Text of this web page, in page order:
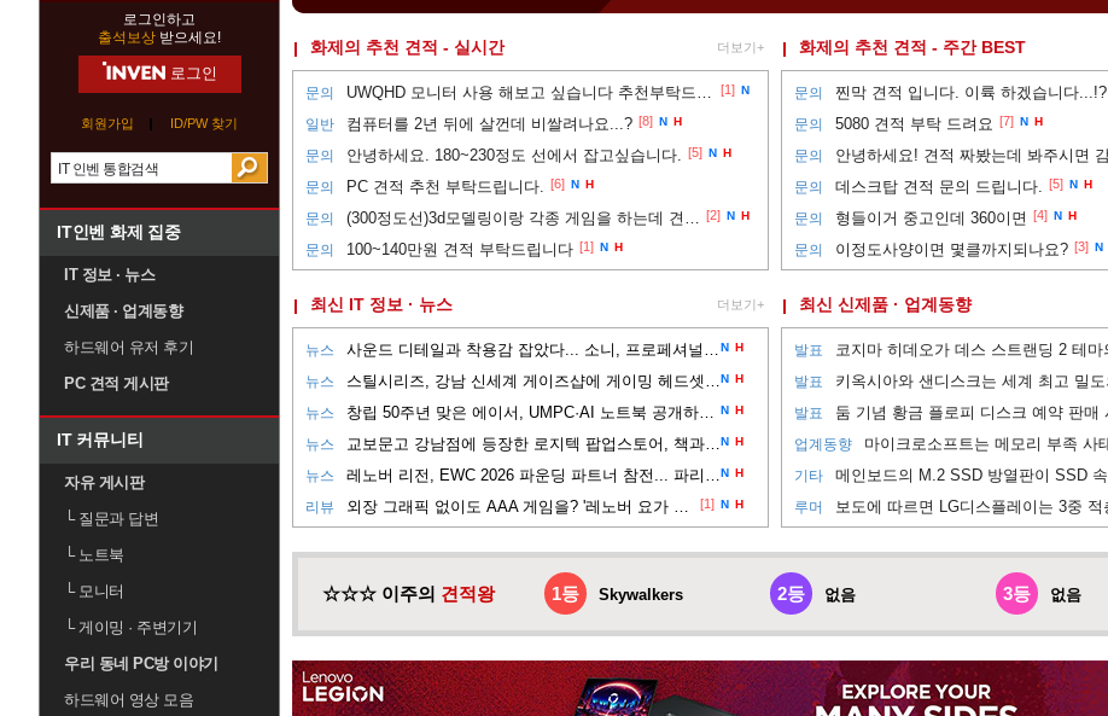
로그인하고
출석보상 받으세요!
로그인
회원가입 ID/PW 찾기
IT인벤 화제 집중
IT 정보 · 뉴스
신제품 · 업계동향
하드웨어 유저 후기
PC 견적 게시판
IT 커뮤니티
자유 게시판
└질문과 답변
└노트북
└모니터
└게이밍 · 주변기기
우리 동네 PC방 이야기
하드웨어 영상 모음
화제의 추천 견적 - 실시간 더보기+
문의 UWQHD 모니터 사용 해보고 싶습니다 추천부탁드려요 [1] N
일반 컴퓨터를 2년 뒤에 살껀데 비쌀려나요...? [8] N H
문의 안녕하세요. 180~230정도 선에서 잡고싶습니다. [5] N H
문의 PC 견적 추천 부탁드립니다. [6] N H
문의 (300정도선)3d모델링이랑 각종 게임을 하는데 견적부탁드립니다!300정도선 [2] N H
문의 100~140만원 견적 부탁드립니다 [1] N H
화제의 추천 견적 - 주간 BEST
문의 찐막 견적 입니다. 이륙 하겠습니다...!?
문의 5080 견적 부탁 드려요 [7] N H
문의
문의 데스크탑 견적 문의 드립니다. [5] N H
문의 형들이거 중고인데 360이면 [4] N H
문의 이정도사양이면 몇클까지되나요? [3] N
최신 IT 정보 · 뉴스 더보기+
뉴스 사운드 디테일과 착용감 잡았다... 소니, 프로페셔널 이어폰 'IER-M500' 공개N H
뉴스 스틸시리즈, 강남 신세계 게이즈샵에 게이밍 헤드셋 입점N H
뉴스 창립 50주년 맞은 에이서, UMPC·AI 노트북 공개하는 '에이서 데이 2026' 개최 N H
뉴스 교보문고 강남점에 등장한 로지텍 팝업스토어, 책과 타이핑 경험을 잇는다N H
뉴스 레노버 리전, EWC 2026 파운딩 파트너 참전... 파리 현장에 PC 및 모니터 공급N H
리뷰 외장 그래픽 없이도 AAA 게임을? '레노버 요가 프로 7a' [1] N H
최신 신제품 · 업계동향
발표
발표
발표
업계동향
기타
루머
☆☆☆ 이주의 견적왕 1등 Skywalkers 2등 없음 3등 없음